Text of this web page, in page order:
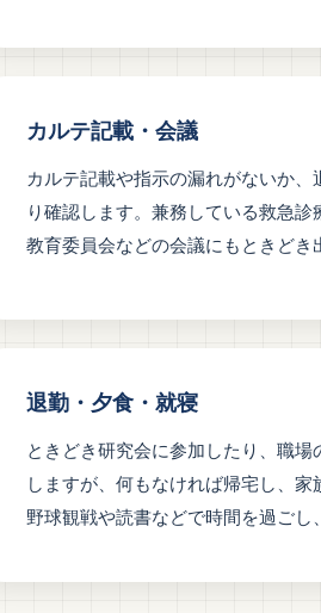
カルテ記載・会議
カルテ記載や指示の漏れがないか、
り確認します。兼務している救急診
教育委員会などの会議にもときどき
退勤・夕食・就寝
ときどき研究会に参加したり、職
しますが、何もなければ帰宅し、
野球観戦や読書などで時間を過ごし